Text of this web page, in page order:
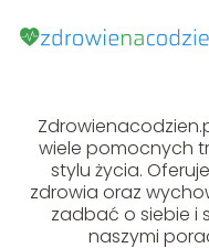
wiele pomocnych
stylu życia.
zdrowia oraz
zadbać o siebie i
naszymi